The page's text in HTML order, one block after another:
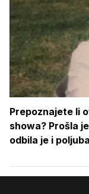
Prepoznajete li
showa? Prošla
odbila je i